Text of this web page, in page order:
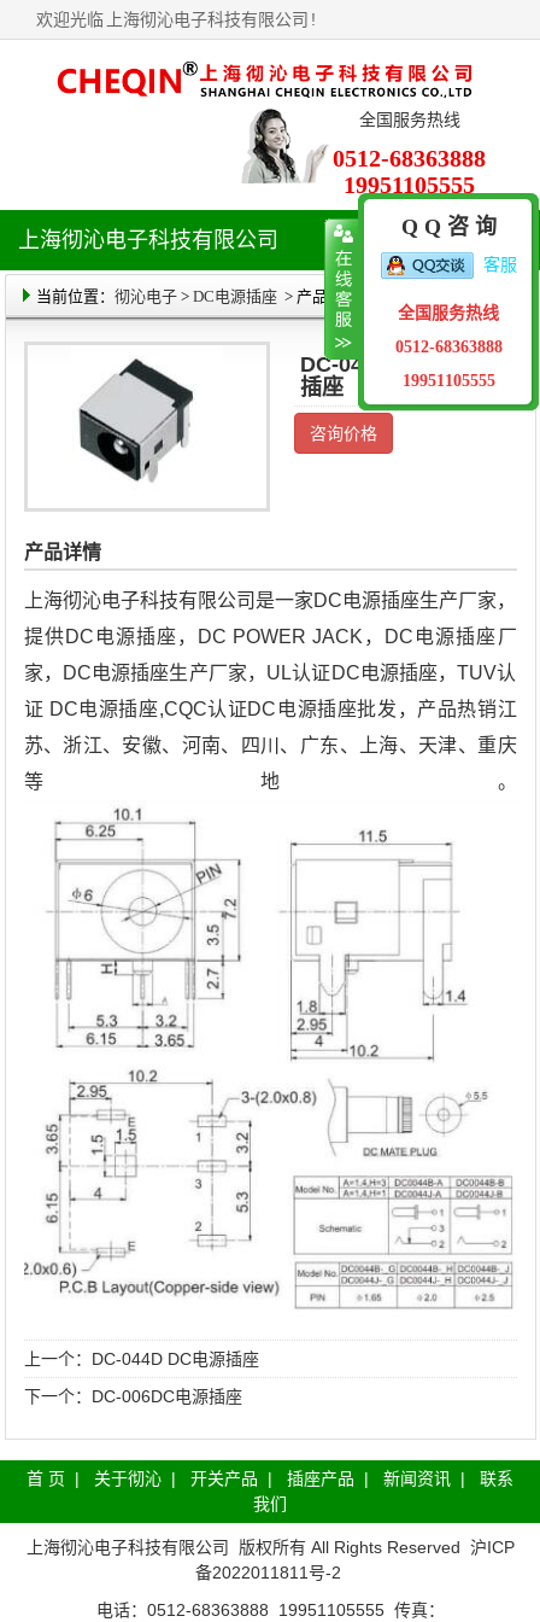
欢迎光临 上海彻沁电子科技有限公司 !
全国服务热线
0512-68363888
19951105555
航
单
上海彻沁电子科技有限公司
当前位置： 彻沁电子> DC电源插座 > 产品详情
DC-044B DC电源
插座
咨询价格
产品详情
上海彻沁电子科技有限公司是一家DC电源插座生产厂家，
提供DC电源插座，DC POWER JACK，DC电源插座厂
家，DC电源插座生产厂家，UL认证DC电源插座，TUV认
证 DC电源插座,CQC认证DC电源插座批发，产品热销江
苏、浙江、安徽、河南、四川、广东、上海、天津、重庆
等地。
上一个： DC-044D DC电源插座
下一个： DC-006DC电源插座
首 页 | 关于彻沁 | 开关产品 | 插座产品 | 新闻资讯 | 联系
我们
上海彻沁电子科技有限公司 版权所有 All Rights Reserved 沪ICP
备2022011811号-2
电话：0512-68363888 19951105555 传真：
Q Q 咨 询
客服
全国服务热线
0512-68363888
19951105555